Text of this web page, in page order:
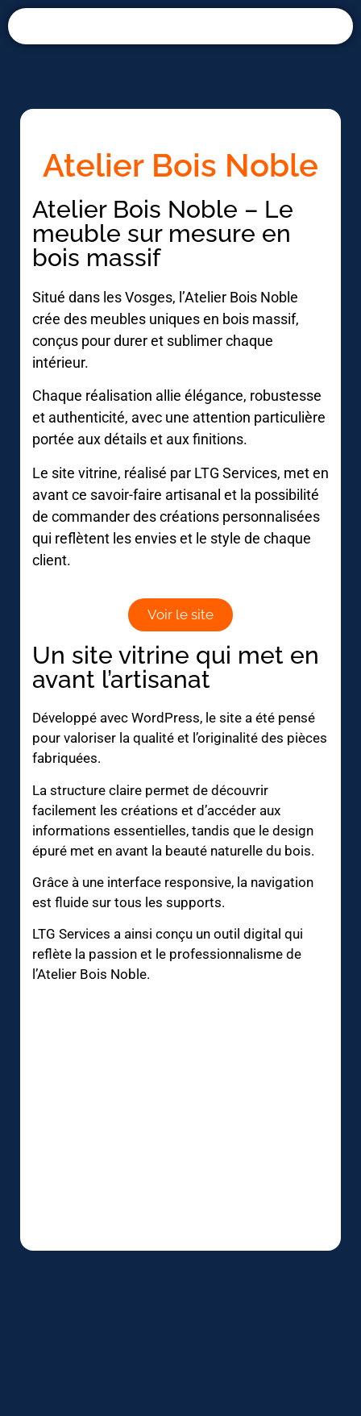
Atelier Bois Noble
Atelier Bois Noble – Le
meuble sur mesure en
bois massif
Situé dans les Vosges, l’Atelier Bois Noble
crée des meubles uniques en bois massif,
conçus pour durer et sublimer chaque
intérieur.
Chaque réalisation allie élégance, robustesse
et authenticité, avec une attention particulière
portée aux détails et aux finitions.
Le site vitrine, réalisé par LTG Services, met en
avant ce savoir-faire artisanal et la possibilité
de commander des créations personnalisées
qui reflètent les envies et le style de chaque
client.
Voir le site
Un site vitrine qui met en
avant l’artisanat
Développé avec WordPress, le site a été pensé
pour valoriser la qualité et l’originalité des pièces
fabriquées.
La structure claire permet de découvrir
facilement les créations et d’accéder aux
informations essentielles, tandis que le design
épuré met en avant la beauté naturelle du bois.
Grâce à une interface responsive, la navigation
est fluide sur tous les supports.
LTG Services a ainsi conçu un outil digital qui
reflète la passion et le professionnalisme de
l’Atelier Bois Noble.
Panneau de gestion des cookies